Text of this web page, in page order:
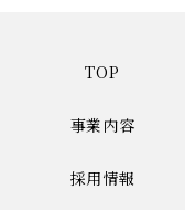
TOP
事業内容
採用情報